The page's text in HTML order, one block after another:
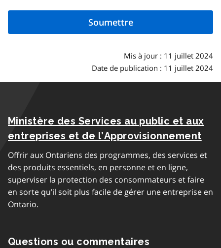
Mis à jour : 11 juillet 2024
Date de publication : 11 juillet 2024
Ministère des Services au public et aux
entreprises et de l’Approvisionnement
Offrir aux Ontariens des programmes, des services et
des produits essentiels, en personne et en ligne,
superviser la protection des consommateurs et faire
en sorte qu’il soit plus facile de gérer une entreprise en
Ontario.
Questions ou commentaires